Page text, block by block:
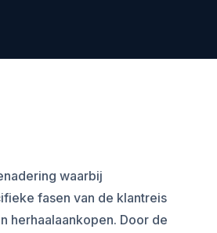
waarbij
fasen van de klantreis
herhaalaankopen. Door de